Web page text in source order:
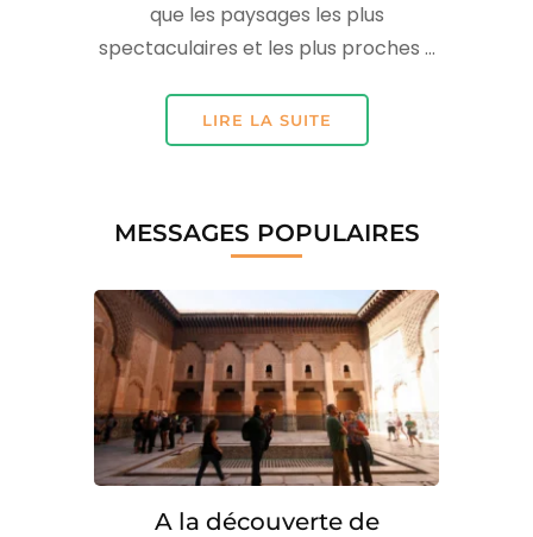
que les paysages les plus
spectaculaires et les plus proches ...
LIRE LA SUITE
MESSAGES POPULAIRES
A la découverte de